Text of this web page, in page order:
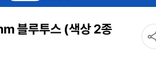
블루투스 (색상 2종